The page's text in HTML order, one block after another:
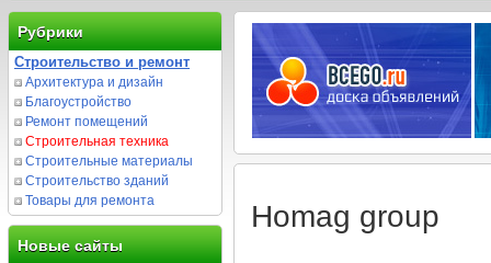
Рубрики
Строительство и ремонт
Архитектура и дизайн
Благоустройство
Ремонт помещений
Строительная техника
Строительные материалы
Строительство зданий
Товары для ремонта
Новые сайты
Homag group